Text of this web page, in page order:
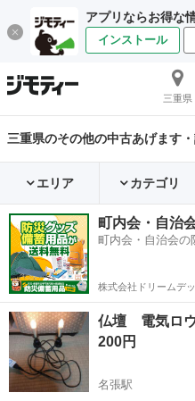
アプリならお得な
インストール
三重県
三重県のその他の中古あげます
エリア カテゴリ
町内会・自治
町内会・自治会の
株式会社ドリームデ
仏壇 電気ロ
200円
名張駅